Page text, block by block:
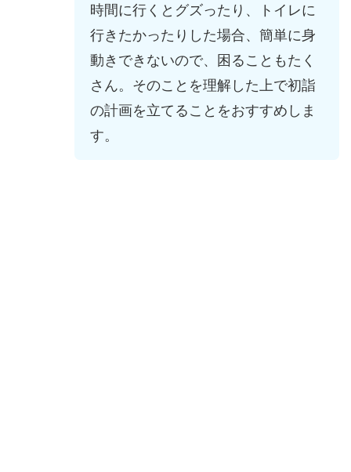
時間に行くとグズったり、トイレに
行きたかったりした場合、簡単に身
動きできないので、困ることもたく
さん。そのことを理解した上で初詣
の計画を立てることをおすすめしま
す。